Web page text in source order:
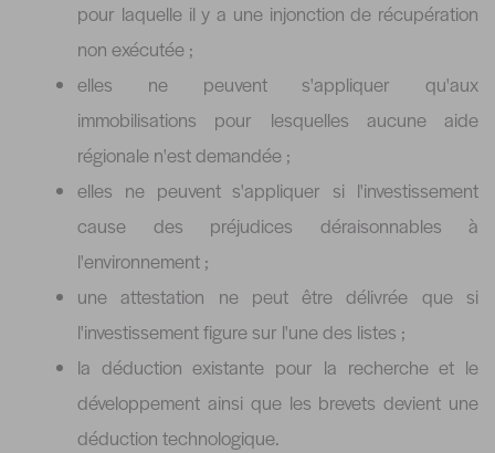
pour laquelle il y a une injonction de récupération
non exécutée ;
elles ne peuvent s'appliquer qu'aux
immobilisations pour lesquelles aucune aide
régionale n'est demandée ;
elles ne peuvent s'appliquer si l'investissement
cause des préjudices déraisonnables à
l'environnement ;
une attestation ne peut être délivrée que si
l'investissement figure sur l'une des listes ;
la déduction existante pour la recherche et le
développement ainsi que les brevets devient une
déduction technologique.